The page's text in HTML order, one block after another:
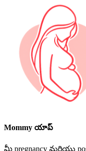
Mommy యాప్
మీ pregnancy మరియు